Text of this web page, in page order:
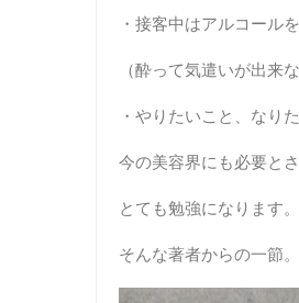
・接客中はアルコール
（酔って気遣いが出来
・やりたいこと、なり
今の美容界にも必要と
とても勉強になります。
そんな著者からの一節。